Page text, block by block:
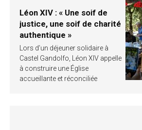
Léon XIV : « Une soif de
justice, une soif de charité
authentique »
Lors d’un déjeuner solidaire à
Castel Gandolfo, Léon XIV appelle
à construire une Église
accueillante et réconciliée